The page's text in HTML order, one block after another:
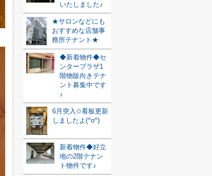
いたしました♪
★サロンなどにも
おすすめな店舗事
務所テナント★
◆新着物件◆セ
ンタープラザ1
階物販向きテナ
ント募集中です
♪
6月突入✩看板更新
しましたよ(^o^)
新着物件◆好立
地の2階テナン
ト物件です♪